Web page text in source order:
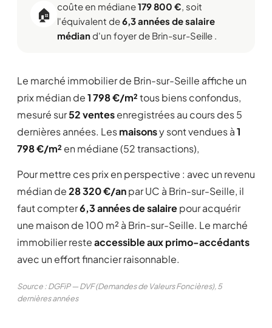
🏠
coûte en médiane179 800 €, soit
l'équivalent de6,3 années de salaire
médiand'un foyer de Brin-sur-Seille .
Le marché immobilier de Brin-sur-Seille affiche un
prix médian de1 798 €/m²tous biens confondus,
mesuré sur52 ventesenregistrées au cours des 5
dernières années. Lesmaisonsy sont vendues à1
798 €/m² en médiane (52 transactions),
Pour mettre ces prix en perspective : avec un revenu
médian de28 320 €/anpar UC à Brin-sur-Seille, il
faut compter6,3 années de salairepour acquérir
une maison de 100 m² à Brin-sur-Seille. Le marché
immobilier resteaccessible aux primo-accédants
avec un effort financier raisonnable.
Source : DGFiP — DVF (Demandes de Valeurs Foncières), 5
dernières années